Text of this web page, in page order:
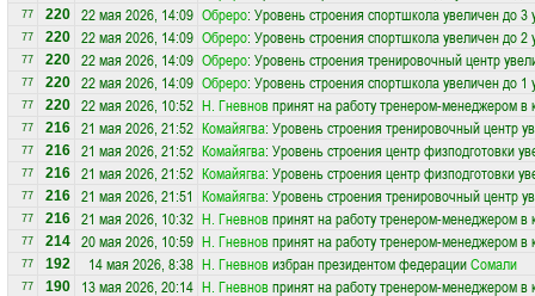
77 220 22 мая 2026, 14:09 Обреро: Уровень строения спортшкола увеличен до 3
77 220 22 мая 2026, 14:09 Обреро: Уровень строения спортшкола увеличен до 2
77 220 22 мая 2026, 14:09 Обреро: Уровень строения тренировочный центр
77 220 22 мая 2026, 14:09 Обреро: Уровень строения спортшкола увеличен до 1
77 220 22 мая 2026, 10:52 Н. Гневновпринят на работу тренером-менеджером в
77 216 21 мая 2026, 21:52 Комайягва: Уровень строения тренировочный центр
77 216 21 мая 2026, 21:52 Комайягва: Уровень строения центр физподготовки
77 216 21 мая 2026, 21:52 Комайягва: Уровень строения центр физподготовки
77 216 21 мая 2026, 21:51 Комайягва: Уровень строения тренировочный центр
77 216 21 мая 2026, 10:32 Н. Гневновпринят на работу тренером-менеджером в
77 214 20 мая 2026, 10:59 Н. Гневновпринят на работу тренером-менеджером в
77 192 14 мая 2026, 8:38 Н. Гневновизбран президентом федерацииСомали
77 190 13 мая 2026, 20:14 Н. Гневновпринят на работу тренером-менеджером в